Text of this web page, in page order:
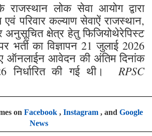
लोक सेवा आयोग द्वारा
एवं परिवार कल्याण सेवाऐं राजस्थान,
क्षेत्र हेतु फिजियोथेरेपिस्ट
का विज्ञापन 21 जुलाई 2026
ऑनलाईन आवेदन की अंतिम दिनांक
निर्धारित की गई थी। RPSC
on Facebook, Instagram, and Google
News